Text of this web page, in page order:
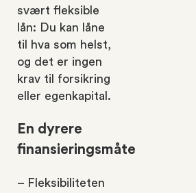
svært fleksible
lån: Du kan låne
til hva som helst,
og det er ingen
krav til forsikring
eller egenkapital.
En dyrere
finansieringsmåte
– Fleksibiliteten